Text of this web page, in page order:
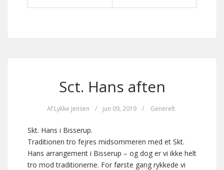
Sct. Hans aften
Af Lykke Jensen / jun 09, 2019 / Generelt
Skt. Hans i Bisserup.
Traditionen tro fejres midsommeren med et Skt.
Hans arrangement i Bisserup – og dog er vi ikke helt
tro mod traditionerne. For første gang rykkede vi